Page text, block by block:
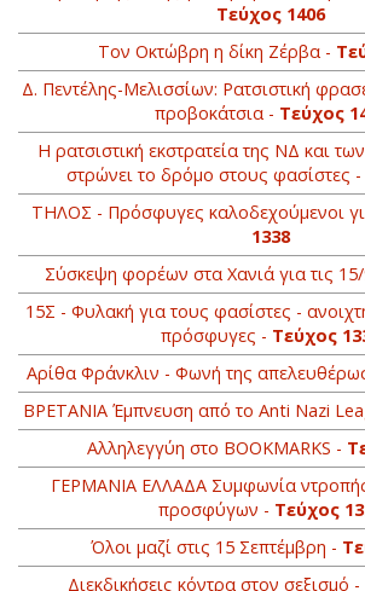
Τεύχος 1406
Τον Οκτώβρη η δίκη Ζέρβα -
Δ. Πεντέλης-Μελισσίων: Ρατσιστική
προβοκάτσια - Τεύχος
Η ρατσιστική εκστρατεία της ΝΔ και
στρώνει το δρόμο στους φασίστες -
ΤΗΛΟΣ - Πρόσφυγες καλοδεχούμενοι
1338
Σύσκεψη φορέων στα Χανιά για τις
15Σ - Φυλακή για τους φασίστες -
πρόσφυγες - Τεύχος
Αρίθα Φράνκλιν - Φωνή της
BΡETANIA Έμπνευση από το Anti Nazi
Αλληλεγγύη στο ΒOOKMARKS -
ΓΕΡΜΑΝΙΑ ΕΛΛΑΔΑ Συμφωνία
προσφύγων - Τεύχος
Όλοι μαζί στις 15 Σεπτέμβρη -
Διεκδικήσεις κόντρα στον σεξισμό -